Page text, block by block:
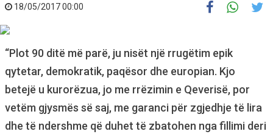
18/05/2017 00:00
“Plot 90 ditë më parë, ju nisët një rrugëtim epik
qytetar, demokratik, paqësor dhe europian. Kjo
betejë u kurorëzua, jo me rrëzimin e Qeverisë, por
vetëm gjysmës së saj, me garanci për zgjedhje të lira
dhe të ndershme që duhet të zbatohen nga fillimi deri